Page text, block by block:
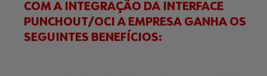
COM A INTEGRAÇÃO DA INTERFACE
PUNCHOUT/OCI A EMPRESA GANHA OS
SEGUINTES BENEFÍCIOS: